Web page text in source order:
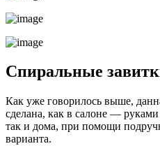
Спиральные
Как уже говорилось выше,
сделана, как в салоне —
так и дома, при помощи
варианта.